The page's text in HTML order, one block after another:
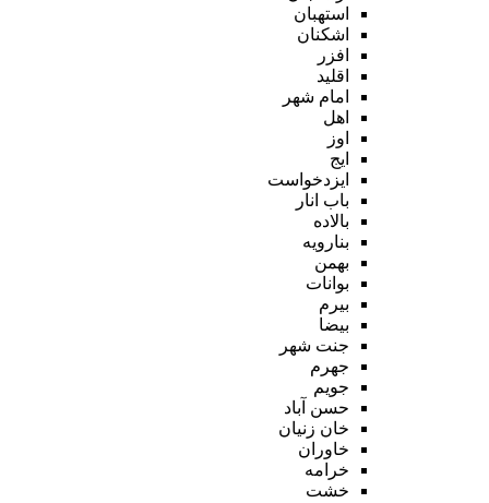
استهبان
اشکنان
افزر
اقلید
امام شهر
اهل
اوز
ایج
ایزدخواست
باب انار
بالاده
بنارویه
بهمن
بوانات
بیرم
بیضا
جنت شهر
جهرم
جویم
حسن آباد
خان زنیان
خاوران
خرامه
خشت